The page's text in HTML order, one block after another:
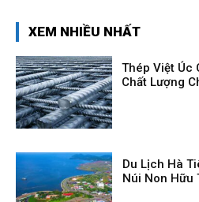
XEM NHIỀU NHẤT
Thép Việt Úc
Chất Lượng
Du Lịch Hà
Núi Non Hữu